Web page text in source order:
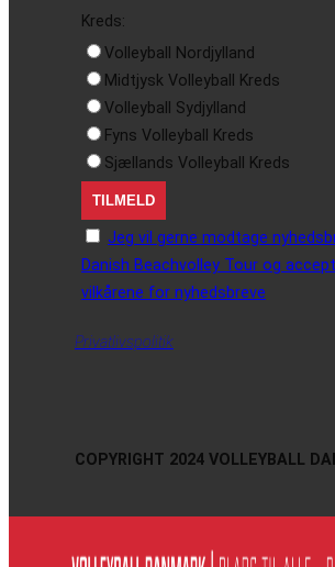
Kreds:
Volleyball Nordjylland
Midtjysk Volleyball Kreds
Volleyball Sydjylland
Fyns Volleyball Kreds
Sjællands Volleyball Kreds
Jeg vil gerne modtage
Danish Beachvolley Tour og
vilkårene for nyhedsbreve
Privatlivspolitik
COPYRIGHT 2024 VOLLEYBALL